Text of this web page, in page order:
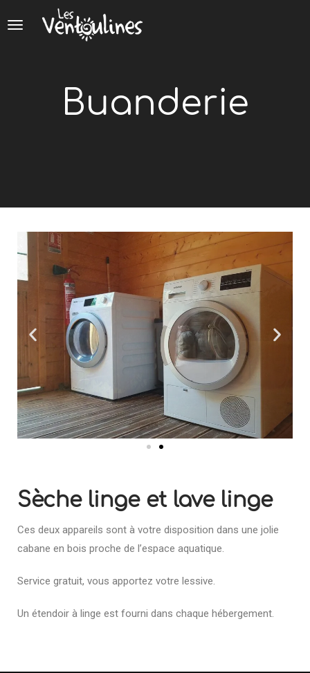
Buanderie
Sèche linge et lave linge
Ces deux appareils sont à votre disposition dans une jolie
cabane en bois proche de l’espace aquatique.
Service gratuit, vous apportez votre lessive.
Un étendoir à linge est fourni dans chaque hébergement.
Panneau de gestion des cookies